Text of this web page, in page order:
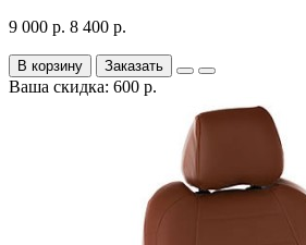
9 000 р. 8 400 р.
В корзину Заказать
Ваша скидка: 600 р.